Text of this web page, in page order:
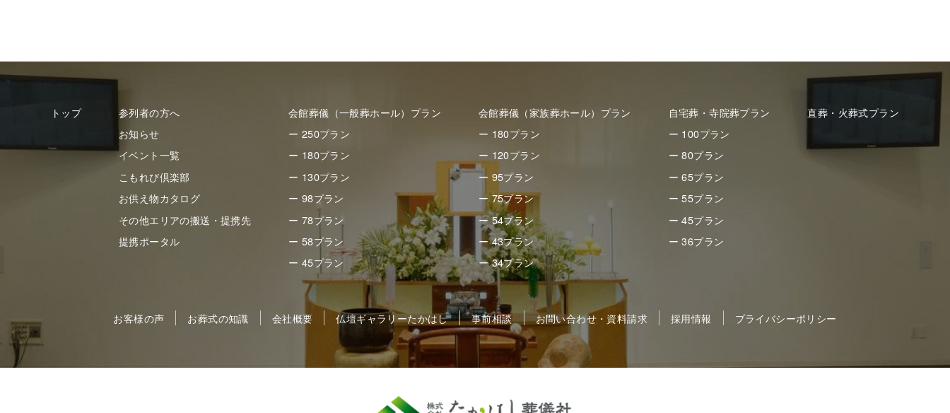
トップ
参列者の方へ
お知らせ
イベント一覧
こもれび倶楽部
お供え物カタログ
その他エリアの搬送・提携先
提携ポータル
会館葬儀（一般葬ホール）プラン
ー 250プラン
ー 180プラン
ー 130プラン
ー 98プラン
ー 78プラン
ー 58プラン
ー 45プラン
会館葬儀（家族葬ホール）プラン
ー 180プラン
ー 120プラン
ー 95プラン
ー 75プラン
ー 54プラン
ー 43プラン
ー 34プラン
自宅葬・寺院葬プラン
ー 100プラン
ー 80プラン
ー 65プラン
ー 55プラン
ー 45プラン
ー 36プラン
直葬・火葬式プラン
お客様の声 お葬式の知識 会社概要 仏壇ギャラリーたかはし 事前相談 お問い合わせ・資料請求 採用情報 プライバシーポリシー